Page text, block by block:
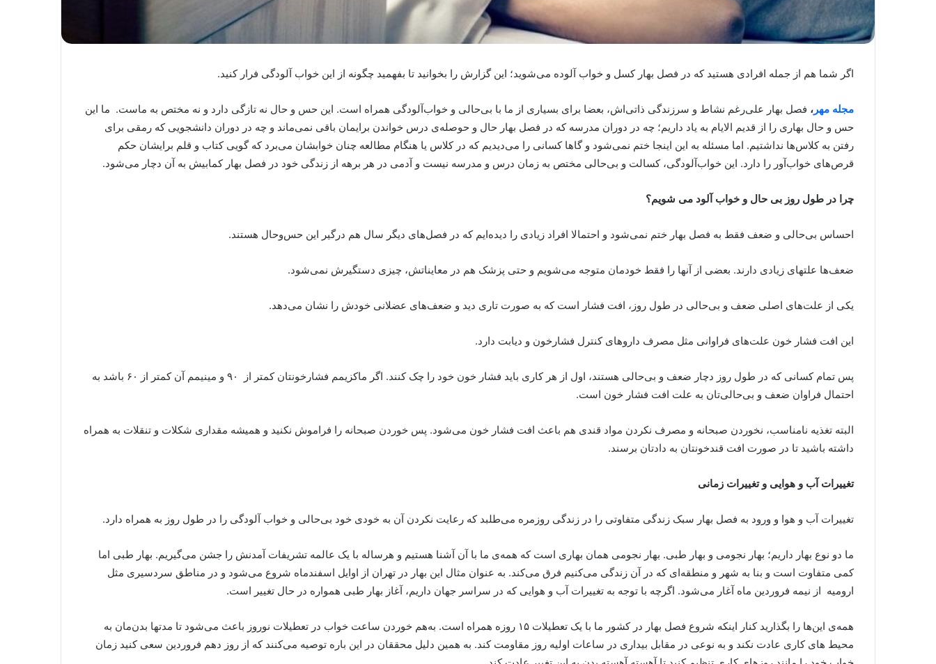
اگر شما هم از جمله افرادی هستید که در فصل بهار کسل و خواب آلوده می‌شوید؛ این گزارش را بخوانید تا بفهمید چگونه از این خواب آلودگی فرار کنید.
مجله مهر ، فصل بهار علی‌رغم نشاط و سرزندگی ذاتی‌اش، بعضا برای بسیاری از ما با بی‌حالی و خواب‌آلودگی همراه است. این حس و حال نه تازگی دارد و نه مختص به ماست. ما این
حس و حال بهاری را از قدیم الایام به یاد داریم؛ چه در دوران مدرسه که در فصل بهار حال و حوصله‌ی درس خواندن برایمان باقی نمی‌ماند و چه در دوران دانشجویی که رمقی برای
رفتن به کلاس‌ها نداشتیم. اما مسئله به این اینجا ختم نمی‌شود و گاها کسانی را می‌دیدیم که در کلاس یا هنگام مطالعه چنان خوابشان می‌برد که گویی کتاب و قلم برایشان حکم
قرص‌های خواب‌آور را دارد. این خواب‌آلودگی، کسالت و بی‌حالی مختص به زمان درس و مدرسه نیست و آدمی در هر برهه از زندگی خود در فصل بهار کمابیش به آن دچار می‌شود.
چرا در طول روز بی حال و خواب آلود می شویم؟
احساس بی‌حالی و ضعف فقط به فصل بهار ختم نمی‌شود و احتمالا افراد زیادی را دیده‌ایم که در فصل‌های دیگر سال هم درگیر این حس‌وحال هستند.
ضعف‌ها علتهای زیادی دارند. بعضی از آنها را فقط خودمان متوجه می‌شویم و حتی پزشک هم در معایناتش، چیزی دستگیرش نمی‌شود.
یکی از علت‌های اصلی ضعف و بی‌حالی در طول روز، افت فشار است که به صورت تاری دید و ضعف‌های عضلانی خودش را نشان می‌دهد.
این افت فشار خون علت‌های فراوانی مثل مصرف داروهای کنترل فشارخون و دیابت دارد.
پس تمام کسانی که در طول روز دچار ضعف و بی‌حالی هستند، اول از هر کاری باید فشار خون خود را چک کنند. اگر ماکزیمم فشارخونتان کمتر از ۹۰ و مینیمم آن کمتر از ۶۰ باشد به
احتمال فراوان ضعف و بی‌حالی‌تان به علت افت فشار خون است.
البته تغذیه نامناسب، نخوردن صبحانه و مصرف نکردن مواد قندی هم باعث افت فشار خون می‌شود. پس خوردن صبحانه را فراموش نکنید و همیشه مقداری شکلات و تنقلات به همراه
داشته باشید تا در صورت افت قندخونتان‌ به دادتان برسند.
تغییرات آب و هوایی و تغییرات زمانی
تغییرات آب و هوا و ورود به فصل بهار سبک زندگی متفاوتی را در زندگی روزمره میطلبد که رعایت نکردن آن به خودی خود بی‌حالی و خواب آلودگی را در طول روز به همراه دارد.
ما دو نوع بهار داریم؛ بهار نجومی و بهار طبی. بهار نجومی همان بهاری است که همه‌ی ما با آن آشنا هستیم و هرساله با یک عالمه تشریفات آمدنش را جشن می‌گیریم. بهار طبی اما
کمی متفاوت است و بنا به شهر و منطقه‌ای که در آن زندگی می‌کنیم فرق می‌کند. به عنوان مثال این بهار در تهران از اوایل اسفندماه شروع می‌شود و در مناطق سردسیری مثل
ارومیه از نیمه فروردین ماه آغار می‌شود. اگرچه با توجه به تغییرات آب و هوایی که در سراسر جهان داریم، آغاز بهار طبی همواره در حال تغییر است.
همه‌ی این‌ها را بگذارید کنار اینکه شروع فصل بهار در کشور ما با یک تعطیلات ۱۵ روزه همراه است. به‌هم خوردن ساعت خواب در تعطیلات نوروز باعث می‌شود تا مدتها بدن‌مان به
محیط های کاری عادت نکند و به نوعی در مقابل بیداری در ساعات اولیه روز مقاومت کند. به همین دلیل محققان در این باره توصیه می‌کنند که از روز دهم فروردین سعی کنید زمان